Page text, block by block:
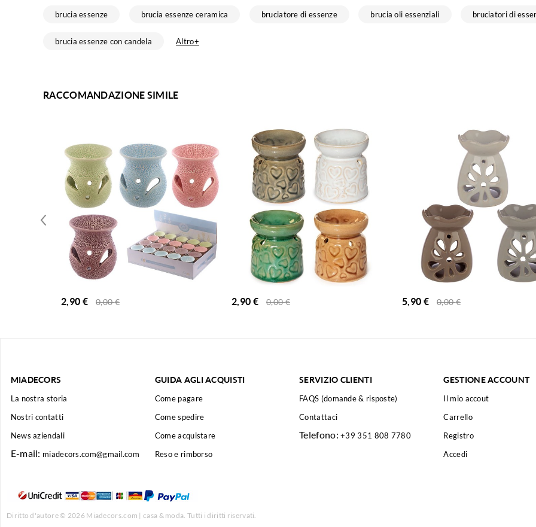
brucia essenze brucia essenze ceramica bruciatore di essenze brucia oli essenziali bruciatori di
brucia essenze con candela Altro+
RACCOMANDAZIONE SIMILE
2,90 € 0,00€ 2,90 € 0,00€ 5,90 € 0,00€
MIADECORS
La nostra storia
Nostri contatti
News aziendali
E-mail: miadecors.com@gmail.com
GUIDA AGLI ACQUISTI
Come pagare
Come spedire
Come acquistare
Reso e rimborso
SERVIZIO CLIENTI
FAQS (domande & risposte)
Contattaci
Telefono:+39 351 808 7780
GESTIONE ACCOUNT
Il mio accout
Carrello
Registro
Accedi
Diritto d'autore © 2026 Miadecors.com | casa & moda. Tutti i diritti riservati.